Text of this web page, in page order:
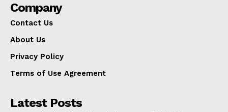
Company
Contact Us
About Us
Privacy Policy
Terms of Use Agreement
Latest Posts